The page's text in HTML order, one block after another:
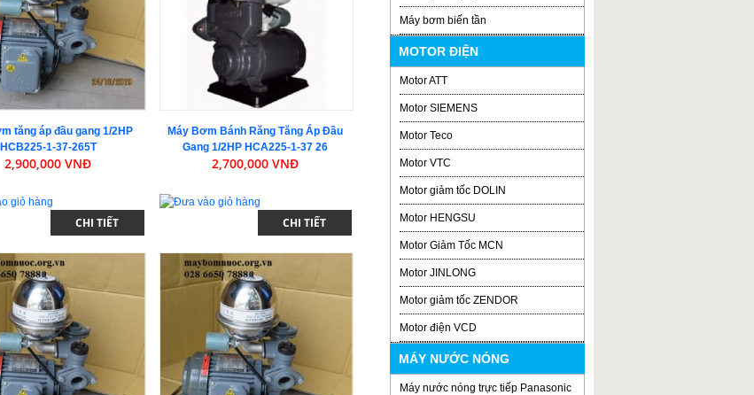
tăng áp đầu gang 1/2HP
HCB225-1-37-265T
2,900,000 VNĐ
CHI TIẾT
Máy Bơm Bánh Răng Tăng Áp Đầu
Gang 1/2HP HCA225-1-37 26
2,700,000 VNĐ
CHI TIẾT
Máy bơm biến tần
MOTOR ĐIỆN
Motor ATT
Motor SIEMENS
Motor Teco
Motor VTC
Motor giảm tốc DOLIN
Motor HENGSU
Motor Giảm Tốc MCN
Motor JINLONG
Motor giảm tốc ZENDOR
Motor điện VCD
MÁY NƯỚC NÓNG
Máy nước nóng trực tiếp Panasonic